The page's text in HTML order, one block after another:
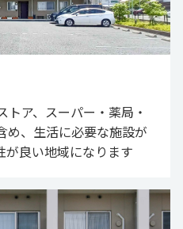
ア、スーパー・薬局・
め、生活に必要な施設が
が良い地域になります